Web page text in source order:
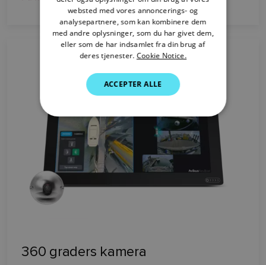
360 graders kamera
DANISH
ITALIAN
SWEDISH
DUTCH
NORWEGIAN
FINNISH
websted med vores annoncerings- og
analysepartnere, som kan kombinere dem
med andre oplysninger, som du har givet dem,
eller som de har indsamlet fra din brug af
deres tjenester. Cookie Notice.
ACCEPTER ALLE